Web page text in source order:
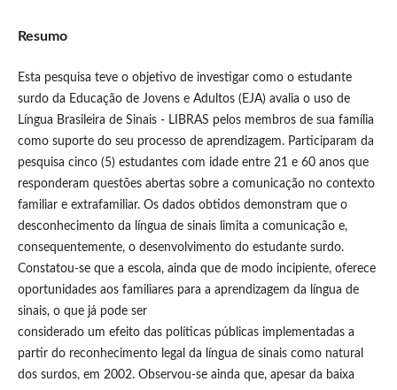
Resumo
Esta pesquisa teve o objetivo de investigar como o estudante
surdo da Educação de Jovens e Adultos (EJA) avalia o uso de
Língua Brasileira de Sinais - LIBRAS pelos membros de sua família
como suporte do seu processo de aprendizagem. Participaram da
pesquisa cinco (5) estudantes com idade entre 21 e 60 anos que
responderam questões abertas sobre a comunicação no contexto
familiar e extrafamiliar. Os dados obtidos demonstram que o
desconhecimento da língua de sinais limita a comunicação e,
consequentemente, o desenvolvimento do estudante surdo.
Constatou-se que a escola, ainda que de modo incipiente, oferece
oportunidades aos familiares para a aprendizagem da língua de
sinais, o que já pode ser
considerado um efeito das políticas públicas implementadas a
partir do reconhecimento legal da língua de sinais como natural
dos surdos, em 2002. Observou-se ainda que, apesar da baixa